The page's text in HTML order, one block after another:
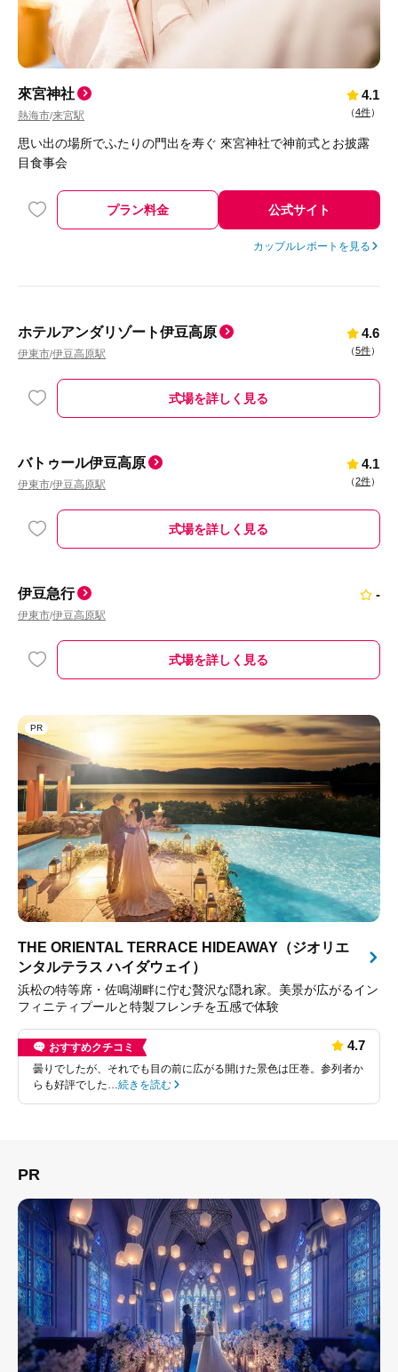
來宮神社
熱海市/来宮駅
4.1
（4件）
思い出の場所でふたりの門出を寿ぐ 來宮神社で神前式とお披露
目食事会
プラン料金 公式サイト
カップルレポートを見る
ホテルアンダリゾート伊豆高原
伊東市/伊豆高原駅
4.6
（5件）
式場を詳しく見る
バトゥール伊豆高原
伊東市/伊豆高原駅
4.1
（2件）
式場を詳しく見る
伊豆急行
伊東市/伊豆高原駅
-
式場を詳しく見る
PR
THE ORIENTAL TERRACE HIDEAWAY（ジオリエ
ンタルテラス ハイダウェイ）
浜松の特等席・佐鳴湖畔に佇む贅沢な隠れ家。美景が広がるイン
フィニティプールと特製フレンチを五感で体験
おすすめクチコミ 4.7
曇りでしたが、それでも目の前に広がる開けた景色は圧巻。参列者か
らも好評でした…続きを読む
PR